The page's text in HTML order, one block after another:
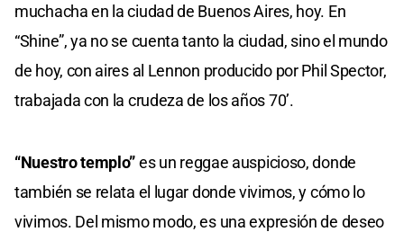
muchacha en la ciudad de Buenos Aires, hoy. En
“Shine”, ya no se cuenta tanto la ciudad, sino el mundo
de hoy, con aires al Lennon producido por Phil Spector,
trabajada con la crudeza de los años 70’.
“Nuestro templo”es un reggae auspicioso, donde
también se relata el lugar donde vivimos, y cómo lo
vivimos. Del mismo modo, es una expresión de deseo